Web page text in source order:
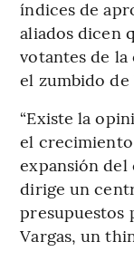
índices de
aliados dicen
votantes de la
el zumbido
“Existe la
el
expansión del
dirige un
presupuestos
Vargas, un